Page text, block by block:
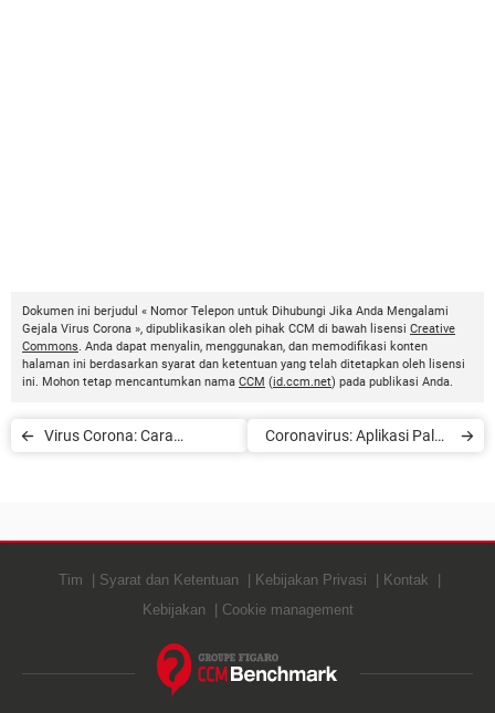
Dokumen ini berjudul « Nomor Telepon untuk Dihubungi Jika Anda Mengalami
Gejala Virus Corona », dipublikasikan oleh pihak CCM di bawah lisensi Creative
Commons. Anda dapat menyalin, menggunakan, dan memodifikasi konten
halaman ini berdasarkan syarat dan ketentuan yang telah ditetapkan oleh lisensi
ini. Mohon tetap mencantumkan nama CCM (id.ccm.net) pada publikasi Anda.
Virus Corona: Cara
Coronavirus: Aplikasi Palsu
Tim Syarat dan Ketentuan Kebijakan Privasi
Kontak
Kebijakan
Cookie management